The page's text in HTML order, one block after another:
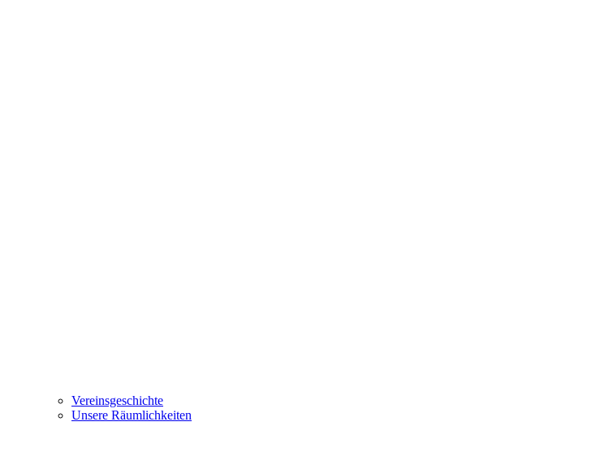
Vereinsgeschichte
Unsere Räumlichkeiten